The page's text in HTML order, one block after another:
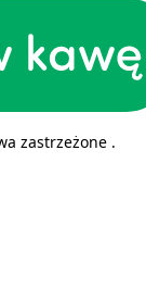
zastrzeżone .